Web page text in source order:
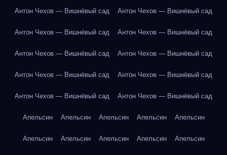
Антон Чехов — Вишнёвый сад Антон Чехов — Вишнёвый сад
Антон Чехов — Вишнёвый сад Антон Чехов — Вишнёвый сад
Антон Чехов — Вишнёвый сад Антон Чехов — Вишнёвый сад
Антон Чехов — Вишнёвый сад Антон Чехов — Вишнёвый сад
Антон Чехов — Вишнёвый сад Антон Чехов — Вишнёвый сад
Апельсин Апельсин Апельсин Апельсин Апельсин
Апельсин Апельсин Апельсин Апельсин Апельсин